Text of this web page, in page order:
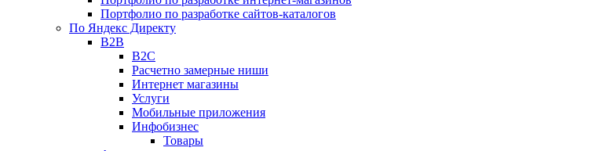
Портфолио по разработке сайтов-каталогов
По Яндекс Директу
B2B
B2C
Расчетно замерные ниши
Интернет магазины
Услуги
Мобильные приложения
Инфобизнес
Товары